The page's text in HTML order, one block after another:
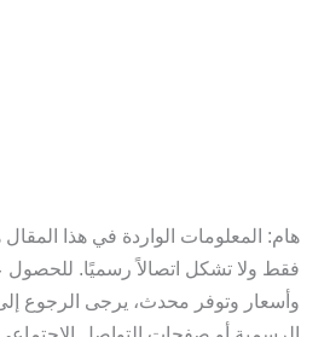
هام: المعلومات الواردة في هذا
فقط ولا تشكل اتصالاً رسميًا.
وأسعار وتوفر محدث، يرجى الرجوع إلى